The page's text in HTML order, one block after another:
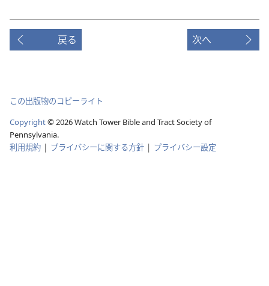
戻る 次へ
この出版物のコピーライト
Copyright© 2026Watch Tower Bible and Tract Society of
Pennsylvania.
利用規約 | プライバシーに関する方針 | プライバシー設定